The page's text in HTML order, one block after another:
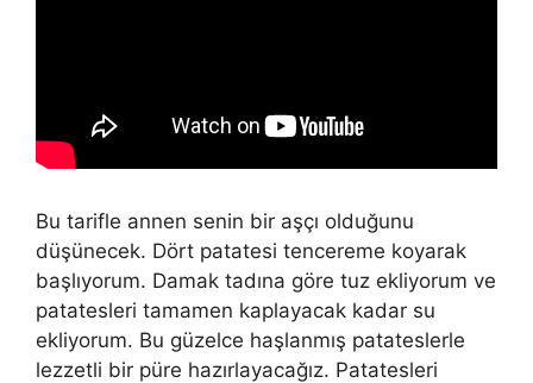
Bu tarifle annen senin bir aşçı olduğunu
düşünecek. Dört patatesi tencereme koyarak
başlıyorum. Damak tadına göre tuz ekliyorum ve
patatesleri tamamen kaplayacak kadar su
ekliyorum. Bu güzelce haşlanmış patateslerle
lezzetli bir püre hazırlayacağız. Patatesleri